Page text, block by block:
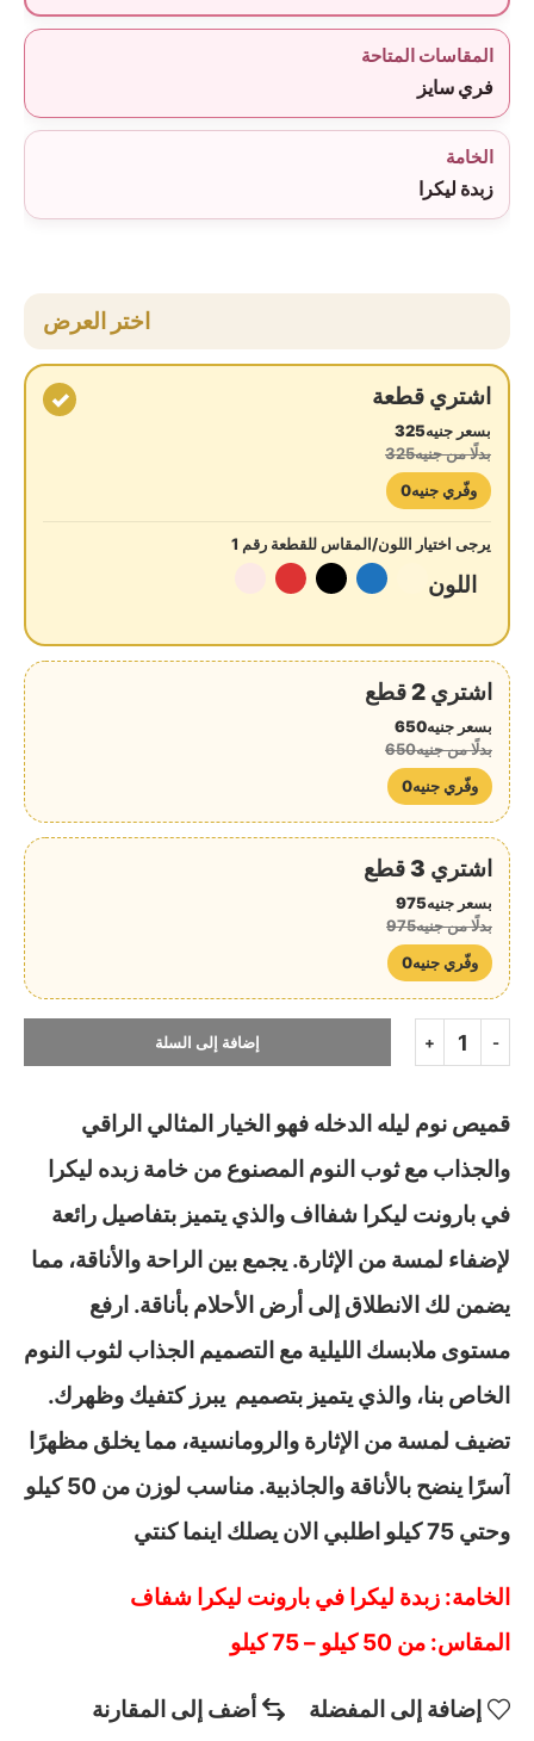
المقاسات المتاحة
فري سايز
الخامة
زبدة ليكرا
اختر العرض
اشتري قطعة
بسعر جنيه325
بدلًا من جنيه325
وفّري جنيه0
✓
يرجى اختيار اللون/المقاس للقطعة رقم 1
اللون
اشتري 2 قطع
بسعر جنيه650
بدلًا من جنيه650
وفّري جنيه0
اشتري 3 قطع
بسعر جنيه975
بدلًا من جنيه975
وفّري جنيه0
إضافة إلى السلة
قميص نوم ليله الدخله فهو الخيار المثالي الراقي
والجذاب مع ثوب النوم المصنوع من خامة زبده ليكرا
في بارونت ليكرا شفااف والذي يتميز بتفاصيل رائعة
لإضفاء لمسة من الإثارة. يجمع بين الراحة والأناقة، مما
يضمن لك الانطلاق إلى أرض الأحلام بأناقة. ارفع
مستوى ملابسك الليلية مع التصميم الجذاب لثوب النوم
الخاص بنا، والذي يتميز بتصميم يبرز كتفيك وظهرك.
تضيف لمسة من الإثارة والرومانسية، مما يخلق مظهرًا
آسرًا ينضح بالأناقة والجاذبية. مناسب لوزن من 50 كيلو
وحتي 75 كيلو اطلبي الان يصلك اينما كنتي
الخامة: زبدة ليكرا في بارونت ليكرا شفاف
المقاس: من 50 كيلو – 75 كيلو
إضافة إلى المفضلة أضف إلى المقارنة